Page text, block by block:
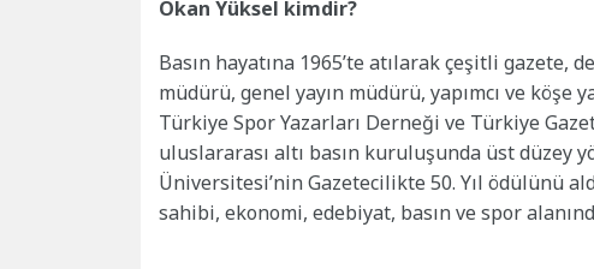
Okan Yüksel kimdir?
Basın hayatına 1965’te atılarak çeşitli gazete,
müdürü, genel yayın müdürü, yapımcı ve köşe
Türkiye Spor Yazarları Derneği ve Türkiye
uluslararası altı basın kuruluşunda üst düzey
Üniversitesi’nin Gazetecilikte 50. Yıl ödülünü
sahibi, ekonomi, edebiyat, basın ve spor